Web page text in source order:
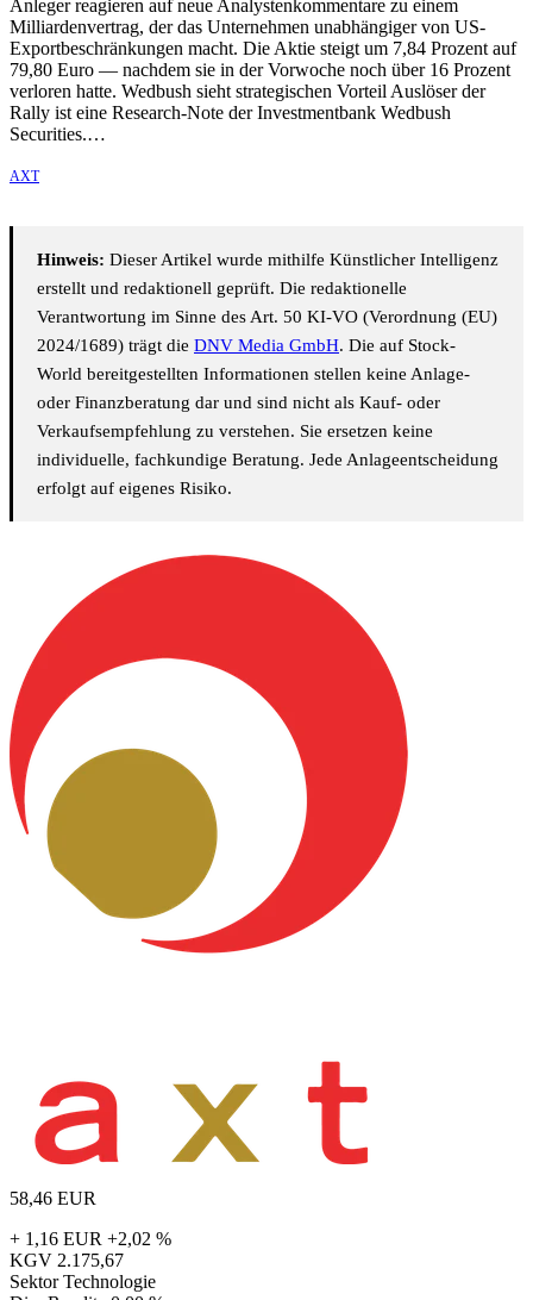
Anleger reagieren auf neue Analystenkommentare zu einem
Milliardenvertrag, der das Unternehmen unabhängiger von US-
Exportbeschränkungen macht. Die Aktie steigt um 7,84 Prozent auf
79,80 Euro — nachdem sie in der Vorwoche noch über 16 Prozent
verloren hatte. Wedbush sieht strategischen Vorteil Auslöser der
Rally ist eine Research-Note der Investmentbank Wedbush
Securities.…
AXT
Hinweis: Dieser Artikel wurde mithilfe Künstlicher Intelligenz
erstellt und redaktionell geprüft. Die redaktionelle
Verantwortung im Sinne des Art. 50 KI-VO (Verordnung (EU)
2024/1689) trägt die DNV Media GmbH. Die auf Stock-
World bereitgestellten Informationen stellen keine Anlage-
oder Finanzberatung dar und sind nicht als Kauf- oder
Verkaufsempfehlung zu verstehen. Sie ersetzen keine
individuelle, fachkundige Beratung. Jede Anlageentscheidung
erfolgt auf eigenes Risiko.
58,46 EUR
+ 1,16 EUR +2,02 %
KGV 2.175,67
Sektor Technologie